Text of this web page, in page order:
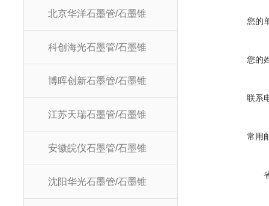
北京华洋石墨管/石墨锥
科创海光石墨管/石墨锥
博晖创新石墨管/石墨锥
江苏天瑞石墨管/石墨锥
安徽皖仪石墨管/石墨锥
沈阳华光石墨管/石墨锥
您的
您的
联系
常用